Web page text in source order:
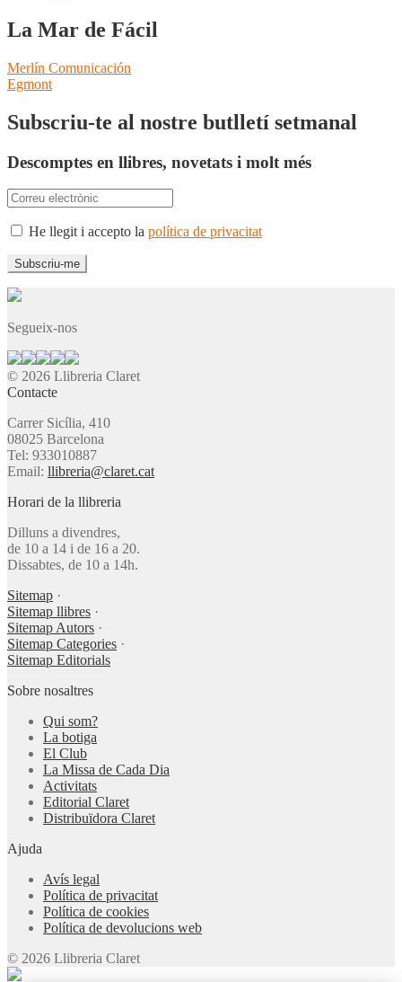
La Mar de Fácil
Navegació
d'entrades
Entrada
anterior:
Merlín Comunicación
Pròxima
Egmont
Subscriu-te al nostre butlletí setmanal
Descomptes en llibres, novetats i molt més
He llegit i accepto la política de privacitat
Segueix-nos
© 2026 Llibreria Claret
Contacte
Carrer Sicília, 410
08025 Barcelona
Tel: 933010887
Email: llibreria@claret.cat
Horari de la llibreria
Dilluns a divendres,
de 10 a 14 i de 16 a 20.
Dissabtes, de 10 a 14h.
Sitemap ·
Sitemap llibres ·
Sitemap Autors ·
Sitemap Categories ·
Sitemap Editorials
Sobre nosaltres
Qui som?
La botiga
El Club
La Missa de Cada Dia
Activitats
Editorial Claret
Distribuïdora Claret
Ajuda
Avís legal
Política de privacitat
Política de cookies
Política de devolucions web
© 2026 Llibreria Claret